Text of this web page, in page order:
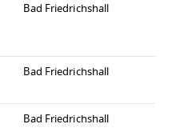
Bad Friedrichshall
Bad Friedrichshall
Bad Friedrichshall